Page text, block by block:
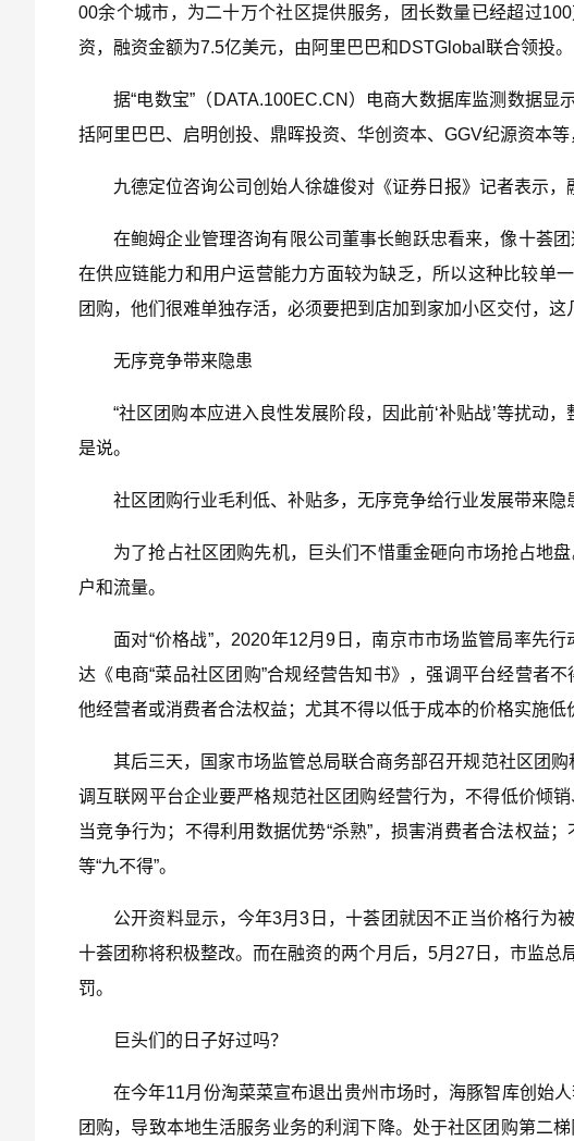
00余个城市，为二十万个社区提供服务，团长数量已经超过
资，融资金额为7.5亿美元，由阿里巴巴和DSTGlobal联合领投。
据“电数宝”（DATA.100EC.CN）电商大数据库监测数据
括阿里巴巴、启明创投、鼎晖投资、华创资本、GGV纪源资本
九德定位咨询公司创始人徐雄俊对《证券日报》记者表示
在鲍姆企业管理咨询有限公司董事长鲍跃忠看来，像十荟
在供应链能力和用户运营能力方面较为缺乏，所以这种比较单
团购，他们很难单独存活，必须要把到店加到家加小区交付，
无序竞争带来隐患
“社区团购本应进入良性发展阶段，因此前‘补贴战’等扰动
是说。
社区团购行业毛利低、补贴多，无序竞争给行业发展带来隐
为了抢占社区团购先机，巨头们不惜重金砸向市场抢占地
户和流量。
面对“价格战”，2020年12月9日，南京市市场监管局率先
达《电商“菜品社区团购”合规经营告知书》，强调平台经营者
他经营者或消费者合法权益；尤其不得以低于成本的价格实施低
其后三天，国家市场监管总局联合商务部召开规范社区团购
调互联网平台企业要严格规范社区团购经营行为，不得低价倾
当竞争行为；不得利用数据优势“杀熟”，损害消费者合法权益
等“九不得”。
公开资料显示，今年3月3日，十荟团就因不正当价格行为
十荟团称将积极整改。而在融资的两个月后，5月27日，市监
罚。
巨头们的日子好过吗？
在今年11月份淘菜菜宣布退出贵州市场时，海豚智库创始
团购，导致本地生活服务业务的利润下降。处于社区团购第二